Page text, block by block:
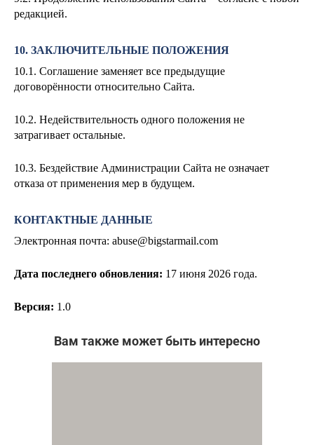
редакцией.
10. ЗАКЛЮЧИТЕЛЬНЫЕ ПОЛОЖЕНИЯ
10.1. Соглашение заменяет все предыдущие
договорённости относительно Сайта.
10.2. Недействительность одного положения не
затрагивает остальные.
10.3. Бездействие Администрации Сайта не означает
отказа от применения мер в будущем.
КОНТАКТНЫЕ ДАННЫЕ
Электронная почта: abuse@bigstarmail.com
Дата последнего обновления: 17 июня 2026 года.
Версия: 1.0
Вам также может быть интересно